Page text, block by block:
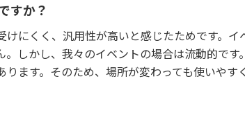
すか？
にくく、汎用性が高いと感じたためです。
しかし、我々のイベントの場合は流動的です
ます。そのため、場所が変わっても使いや